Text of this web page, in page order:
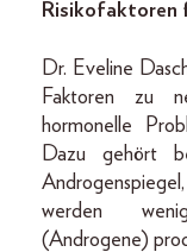
Risikofaktoren
Dr. Eveline
Faktoren zu
hormonelle
Dazu gehört
werden
(Androgene)